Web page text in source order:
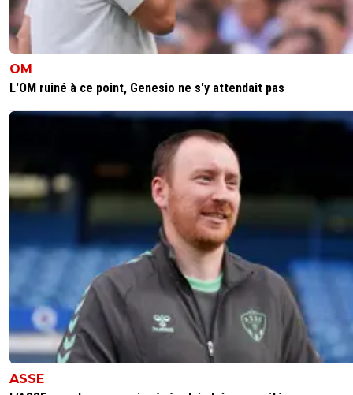
OM
L'OM ruiné à ce point, Genesio ne s'y attendait pas
ASSE